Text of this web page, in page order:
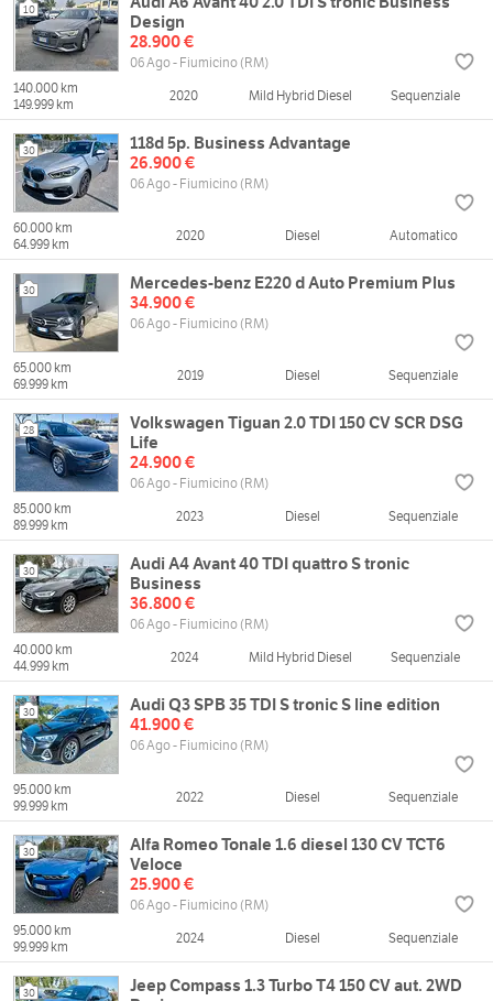
10
Design
28.900 €
06 Ago - Fiumicino (RM)
140.000 km
149.999 km
2020 Mild Hybrid Diesel Sequenziale
30
118d 5p. Business Advantage
26.900 €
06 Ago - Fiumicino (RM)
60.000 km
64.999 km
2020 Diesel Automatico
30
Mercedes-benz E220 d Auto Premium Plus
34.900 €
06 Ago - Fiumicino (RM)
65.000 km
69.999 km
2019 Diesel Sequenziale
28
Volkswagen Tiguan 2.0 TDI 150 CV SCR DSG
Life
24.900 €
06 Ago - Fiumicino (RM)
85.000 km
89.999 km
2023 Diesel Sequenziale
30
Audi A4 Avant 40 TDI quattro S tronic
Business
36.800 €
06 Ago - Fiumicino (RM)
40.000 km
44.999 km
2024 Mild Hybrid Diesel Sequenziale
30
Audi Q3 SPB 35 TDI S tronic S line edition
41.900 €
06 Ago - Fiumicino (RM)
95.000 km
99.999 km
2022 Diesel Sequenziale
30
Alfa Romeo Tonale 1.6 diesel 130 CV TCT6
Veloce
25.900 €
06 Ago - Fiumicino (RM)
95.000 km
99.999 km
2024 Diesel Sequenziale
30
Jeep Compass 1.3 Turbo T4 150 CV aut. 2WD